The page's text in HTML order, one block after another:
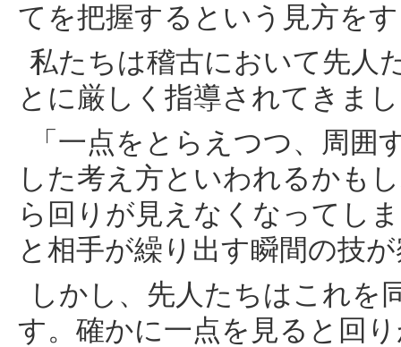
てを把握するという見方を
私たちは稽古において先人
とに厳しく指導されてきま
「一点をとらえつつ、周
した考え方といわれるかも
ら回りが見えなくなってし
と相手が繰り出す瞬間の技
しかし、先人たちはこれを
す。確かに一点を見ると回